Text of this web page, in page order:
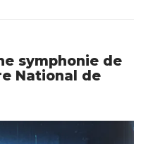
symphonie de
National de